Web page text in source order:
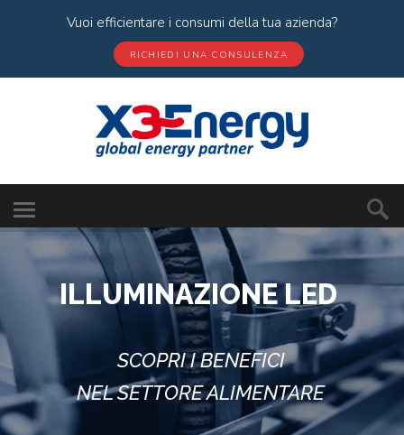
Vuoi efficientare i consumi della tua azienda?
RICHIEDI UNA CONSULENZA